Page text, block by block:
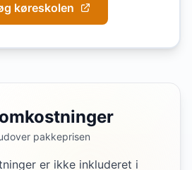
køreskolen
pakkeprisen
er ikke inkluderet i